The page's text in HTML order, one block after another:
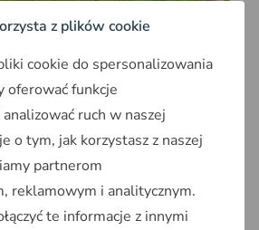
z plików cookie
cookie do spersonalizowania
oferować funkcje
ruch w naszej
o tym, jak korzystasz z naszej
partnerom
reklamowym i analitycznym.
te informacje z innymi